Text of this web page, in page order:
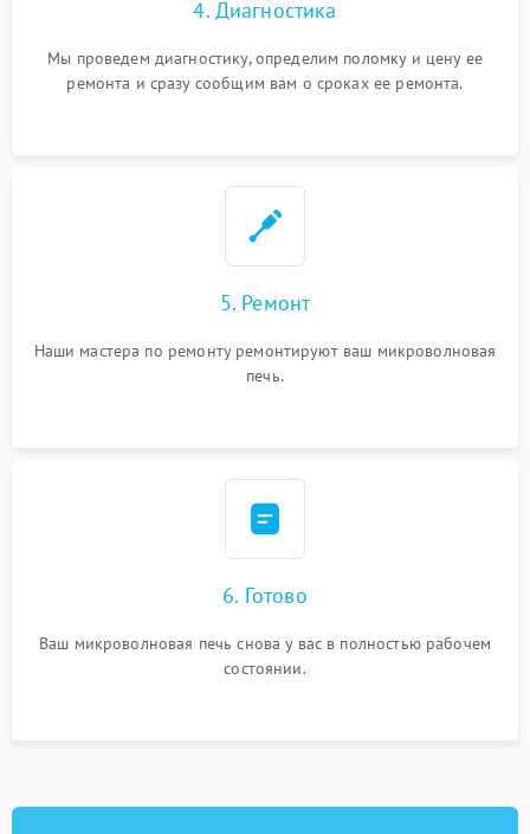
4. Диагностика
Мы проведем диагностику, определим поломку и цену ее
ремонта и сразу сообщим вам о сроках ее ремонта.
5. Ремонт
Наши мастера по ремонту ремонтируют ваш микроволновая
печь.
6. Готово
Ваш микроволновая печь снова у вас в полностью рабочем
состоянии.